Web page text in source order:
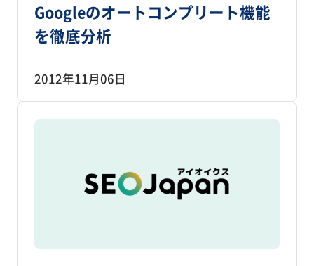
Googleのオートコンプリート機能
を徹底分析
2012年11月06日